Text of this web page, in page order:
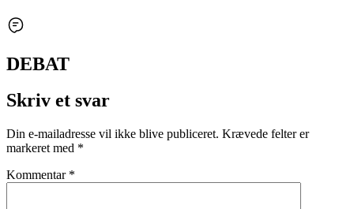
DEBAT
Skriv et svar
Din e-mailadresse vil ikke blive publiceret. Krævede felter er
markeret med *
Kommentar *